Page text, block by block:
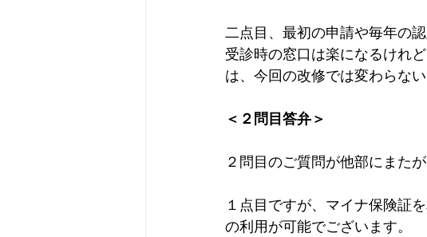
二点目、最初の申請や毎年の
受診時の窓口は楽になるけれ
は、今回の改修では変わらな
＜２問目答弁＞
２問目のご質問が他部にまた
１点目ですが、マイナ保険証
の利用が可能でございます。